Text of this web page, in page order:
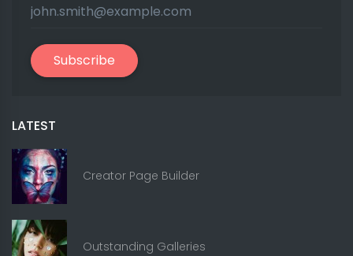
Subscribe
LATEST
Creator Page Builder
Outstanding Galleries